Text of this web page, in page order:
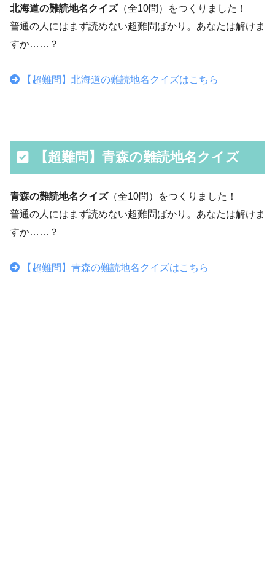
北海道の難読地名クイズ（全10問）をつくりました！
普通の人にはまず読めない超難問ばかり。あなたは解けま
すか……？
【超難問】北海道の難読地名クイズはこちら
【超難問】青森の難読地名クイズ
青森の難読地名クイズ（全10問）をつくりました！
普通の人にはまず読めない超難問ばかり。あなたは解けま
すか……？
【超難問】青森の難読地名クイズはこちら